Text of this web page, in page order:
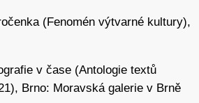
Pally –, s nimiž jej spojuje těsné
díla, putování a přírody. Šejnova
či snovým prožíváním,
a současně se zkoumáním
(Fenomén výtvarné kultury),
v čase (Antologie textů
Brno: Moravská galerie v Brně